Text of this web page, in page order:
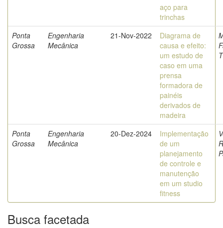
aço para
trinchas
Ponta
Grossa
Engenharia
Mecânica
21-Nov-2022
Diagrama de
causa e efeito:
um estudo de
caso em uma
prensa
formadora de
painéis
derivados de
madeira
Ponta
Grossa
Engenharia
Mecânica
20-Dez-2024
Implementação
de um
planejamento
de controle e
manutenção
em um studio
fitness
Busca facetada